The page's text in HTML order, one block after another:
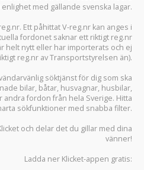
med gällande svenska lagar.
Ett påhittat V-reg.nr kan anges i
fordonet saknar ett riktigt reg.nr
helt nytt eller har importerats och ej
reg.nr av Transportstyrelsen än).
söktjänst för dig som ska
bilar, båtar, husvagnar, husbilar,
andra fordon från hela Sverige. Hitta
sökfunktioner med snabba filter.
och delar det du gillar med dina
vänner!
Ladda ner Klicket-appen gratis: